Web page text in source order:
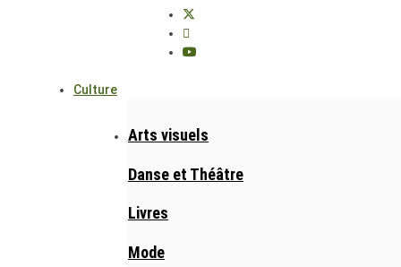
Culture
Arts visuels
Danse et Théâtre
Livres
Mode